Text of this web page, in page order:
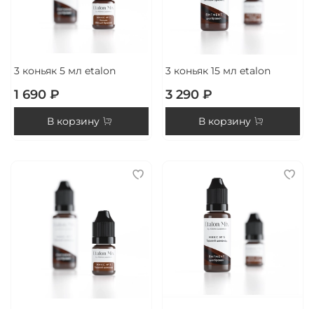
3 коньяк 5 мл etalon
1 690 ₽
В корзину
3 коньяк 15 мл etalon
3 290 ₽
В корзину